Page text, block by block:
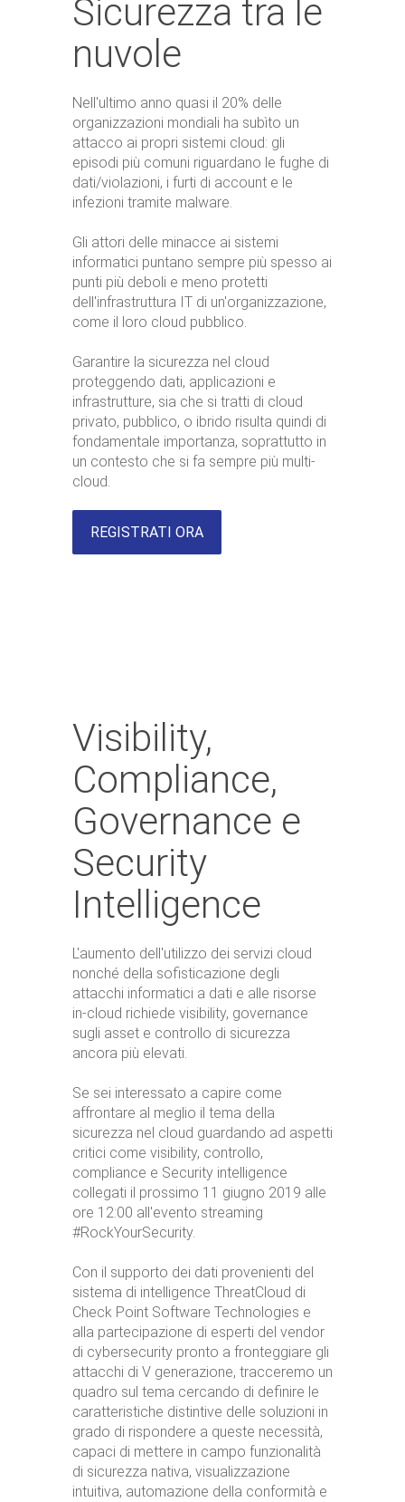
Sicurezza tra le
nuvole
Nell'ultimo anno quasi il 20% delle
organizzazioni mondiali ha subìto un
attacco ai propri sistemi cloud: gli
episodi più comuni riguardano le fughe di
dati/violazioni, i furti di account e le
infezioni tramite malware.
Gli attori delle minacce ai sistemi
informatici puntano sempre più spesso ai
punti più deboli e meno protetti
dell'infrastruttura IT di un'organizzazione,
come il loro cloud pubblico.
Garantire la sicurezza nel cloud
proteggendo dati, applicazioni e
infrastrutture, sia che si tratti di cloud
privato, pubblico, o ibrido risulta quindi di
fondamentale importanza, soprattutto in
un contesto che si fa sempre più multi-
cloud.
REGISTRATI ORA
Visibility,
Compliance,
Governance e
Security
Intelligence
L'aumento dell'utilizzo dei servizi cloud
nonché della sofisticazione degli
attacchi informatici a dati e alle risorse
in-cloud richiede visibility, governance
sugli asset e controllo di sicurezza
ancora più elevati.
Se sei interessato a capire come
affrontare al meglio il tema della
sicurezza nel cloud guardando ad aspetti
critici come visibility, controllo,
compliance e Security intelligence
collegati il prossimo 11 giugno 2019 alle
ore 12:00 all'evento streaming
#RockYourSecurity.
Con il supporto dei dati provenienti del
sistema di intelligence ThreatCloud di
Check Point Software Technologies e
alla partecipazione di esperti del vendor
di cybersecurity pronto a fronteggiare gli
attacchi di V generazione, tracceremo un
quadro sul tema cercando di definire le
caratteristiche distintive delle soluzioni in
grado di rispondere a queste necessità,
capaci di mettere in campo funzionalità
di sicurezza nativa, visualizzazione
intuitiva, automazione della conformità e